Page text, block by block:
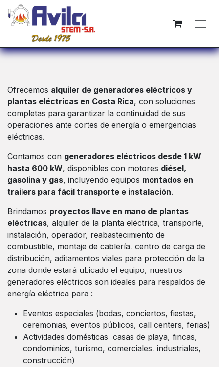
Skip to Content
Ofrecemos alquiler de generadores eléctricos y
plantas eléctricas en Costa Rica, con soluciones
completas para garantizar la continuidad de sus
operaciones ante cortes de energía o emergencias
eléctricas.
Contamos con generadores eléctricos desde 1 kW
hasta 600 kW, disponibles con motores diésel,
gasolina y gas, incluyendo equipos montados en
trailers para fácil transporte e instalación.
Brindamos proyectos llave en mano de plantas
eléctricas, alquiler de la planta eléctrica, transporte,
instalación, operador, reabastecimiento de
combustible, montaje de cablería, centro de carga de
distribución, aditamentos viales para protección de la
zona donde estará ubicado el equipo, nuestros
generadores eléctricos son ideales para respaldos de
energía eléctrica para :
Eventos especiales (bodas, conciertos, fiestas,
ceremonias, eventos públicos, call centers, ferias)
Actividades domésticas, casas de playa, fincas,
condominios, turismo, comerciales, industriales,
construcción)